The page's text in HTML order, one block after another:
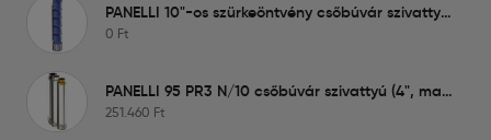
PANELLI 10"-os szürkeöntvény csőbúvár szivattyúk
0 Ft
PANELLI 95 PR3 N/10 csőbúvár szivattyú (4", max: 5,4 m3, 66 m)
251.460 Ft